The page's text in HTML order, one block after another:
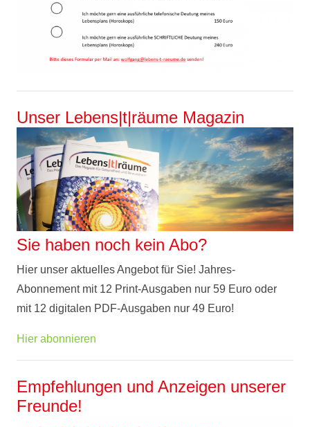
Unser Lebens|t|räume Magazin
Sie haben noch kein Abo?
Hier unser aktuelles Angebot für Sie! Jahres-
Abonnement mit 12 Print-Ausgaben nur 59 Euro oder
mit 12 digitalen PDF-Ausgaben nur 49 Euro!
Hier abonnieren
Empfehlungen und Anzeigen unserer
Freunde!